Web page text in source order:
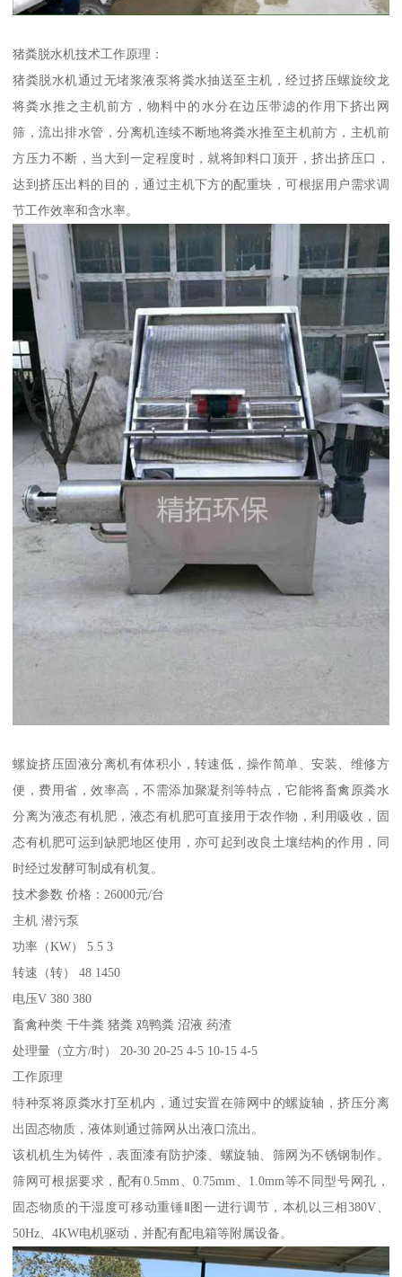
猪粪脱水机技术工作原理：
猪粪脱水机通过无堵浆液泵将粪水抽送至主机，经过挤压螺旋绞龙
将粪水推之主机前方，物料中的水分在边压带滤的作用下挤出网
筛，流出排水管，分离机连续不断地将粪水推至主机前方，主机前
方压力不断，当大到一定程度时，就将卸料口顶开，挤出挤压口，
达到挤压出料的目的，通过主机下方的配重块，可根据用户需求调
节工作效率和含水率。
螺旋挤压固液分离机有体积小，转速低，操作简单、安装、维修方
便，费用省，效率高，不需添加聚凝剂等特点，它能将畜禽原粪水
分离为液态有机肥，液态有机肥可直接用于农作物，利用吸收，固
态有机肥可运到缺肥地区使用，亦可起到改良土壤结构的作用，同
时经过发酵可制成有机复。
技术参数 价格：26000元/台
主机 潜污泵
功率（KW） 5.5 3
转速（转） 48 1450
电压V 380 380
畜禽种类 干牛粪 猪粪 鸡鸭粪 沼液 药渣
处理量（立方/时） 20-30 20-25 4-5 10-15 4-5
工作原理
特种泵将原粪水打至机内，通过安置在筛网中的螺旋轴，挤压分离
出固态物质，液体则通过筛网从出液口流出。
该机机生为铸件，表面漆有防护漆、螺旋轴、筛网为不锈钢制作。
筛网可根据要求，配有0.5mm、0.75mm、1.0mm等不同型号网孔，
固态物质的干湿度可移动重锤Ⅱ图一进行调节，本机以三相380V、
50Hz、4KW电机驱动，并配有配电箱等附属设备。